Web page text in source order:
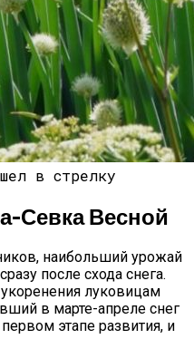
в стрелку
Севка Весной
наибольший урожай
после схода снега.
луковицам
в марте-апреле снег
этапе развития, и